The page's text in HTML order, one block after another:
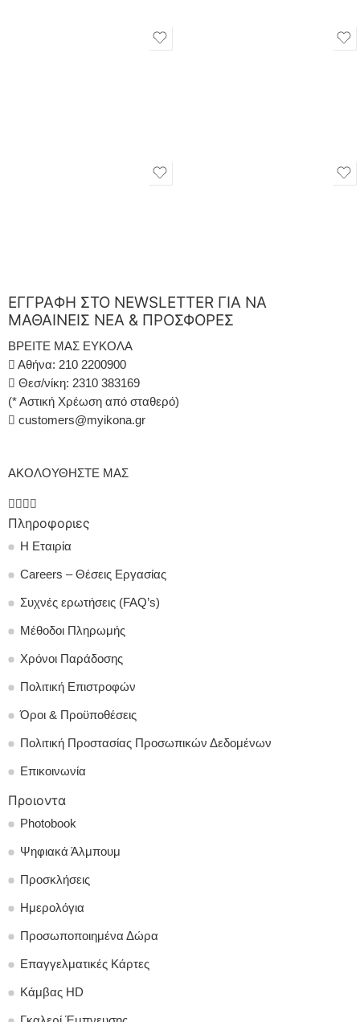
ΕΓΓΡΑΦΗ ΣΤΟ NEWSLETTER ΓΙΑ ΝΑ
ΜΑΘΑΙΝΕΙΣ ΝΕΑ & ΠΡΟΣΦΟΡΕΣ
ΒΡΕΙΤΕ ΜΑΣ ΕΥΚΟΛΑ
Αθήνα: 210 2200900
Θεσ/νίκη: 2310 383169
(* Αστική Χρέωση από σταθερό)
customers@myikona.gr
ΑΚΟΛΟΥΘΗΣΤΕ ΜΑΣ
Πληροφοριες
Η Εταιρία
Careers – Θέσεις Εργασίας
Συχνές ερωτήσεις (FAQ’s)
Μέθοδοι Πληρωμής
Χρόνοι Παράδοσης
Πολιτική Επιστροφών
Όροι & Προϋποθέσεις
Πολιτική Προστασίας Προσωπικών Δεδομένων
Επικοινωνία
Προιοντα
Photobook
Ψηφιακά Άλμπουμ
Προσκλήσεις
Ημερολόγια
Προσωποποιημένα Δώρα
Επαγγελματικές Κάρτες
Κάμβας HD